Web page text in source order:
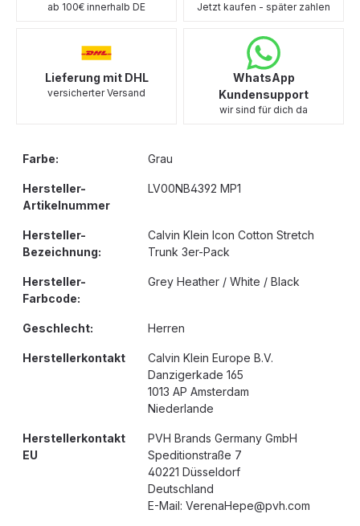
ab 100€ innerhalb DE Jetzt kaufen - später zahlen
Lieferung mit DHL
versicherter Versand
WhatsApp
Kundensupport
wir sind für dich da
Farbe: Grau
Hersteller-
Artikelnummer
LV00NB4392 MP1
Hersteller-
Bezeichnung:
Calvin Klein Icon Cotton Stretch
Trunk 3er-Pack
Hersteller-
Farbcode:
Grey Heather / White / Black
Geschlecht: Herren
Herstellerkontakt
Calvin Klein Europe B.V.
Danzigerkade 165
1013 AP Amsterdam
Niederlande
Herstellerkontakt
EU
PVH Brands Germany GmbH
Speditionstraße 7
40221 Düsseldorf
Deutschland
E-Mail: VerenaHepe@pvh.com